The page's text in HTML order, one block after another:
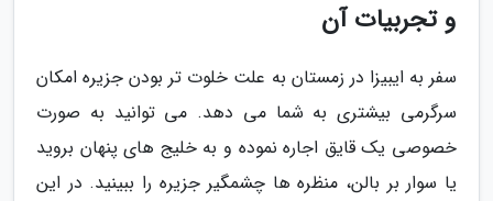
و تجربیات آن
سفر به ایبیزا در زمستان به علت خلوت تر بودن جزیره امکان
سرگرمی بیشتری به شما می دهد. می توانید به صورت
خصوصی یک قایق اجاره نموده و به خلیج های پنهان بروید
یا سوار بر بالن، منظره ها چشمگیر جزیره را ببینید. در این